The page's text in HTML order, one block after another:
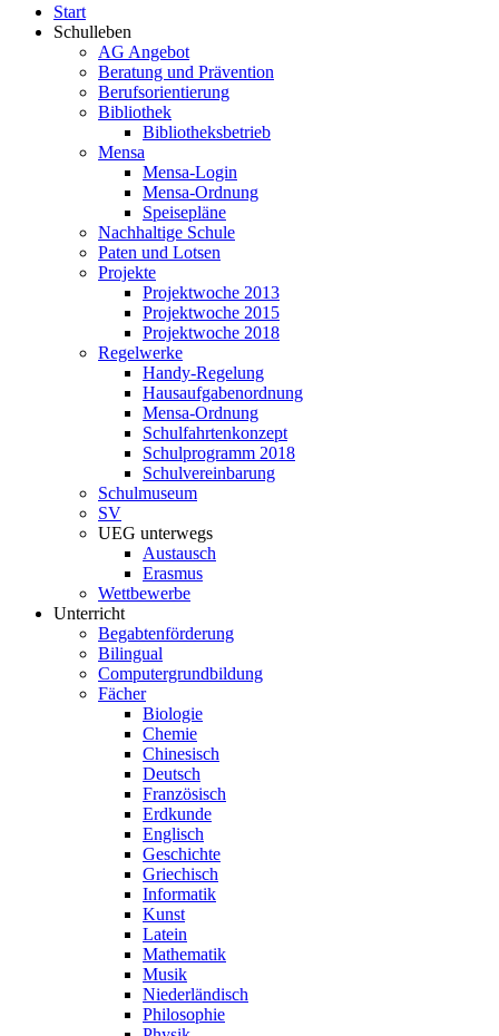
Start
Schulleben
AG Angebot
Beratung und Prävention
Berufsorientierung
Bibliothek
Bibliotheksbetrieb
Mensa
Mensa-Login
Mensa-Ordnung
Speisepläne
Nachhaltige Schule
Paten und Lotsen
Projekte
Projektwoche 2013
Projektwoche 2015
Projektwoche 2018
Regelwerke
Handy-Regelung
Hausaufgabenordnung
Mensa-Ordnung
Schulfahrtenkonzept
Schulprogramm 2018
Schulvereinbarung
Schulmuseum
SV
UEG unterwegs
Austausch
Erasmus
Wettbewerbe
Unterricht
Begabtenförderung
Bilingual
Computergrundbildung
Fächer
Biologie
Chemie
Chinesisch
Deutsch
Französisch
Erdkunde
Englisch
Geschichte
Griechisch
Informatik
Kunst
Latein
Mathematik
Musik
Niederländisch
Philosophie